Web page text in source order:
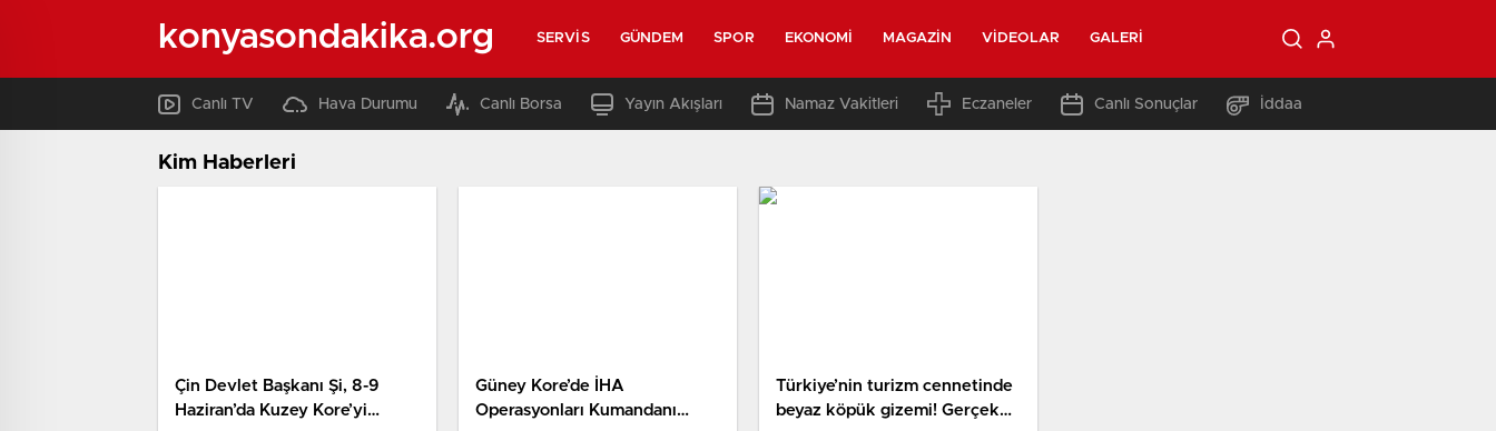
konyasondakika.org SERVIS GÜNDEM SPOR EKONOMI MAGAZIN VIDEOLAR GALERI
Canlı TV Hava Durumu Canlı Borsa Yayın Akışları Namaz Vakitleri Eczaneler Canlı Sonuçlar İddaa
Kim Haberleri
Çin Devlet Başkanı Şi, 8-9
Haziran’da Kuzey Kore’yi
Güney Kore’de İHA
Operasyonları Kumandanı
Türkiye’nin turizm cennetinde
beyaz köpük gizemi! Gerçek